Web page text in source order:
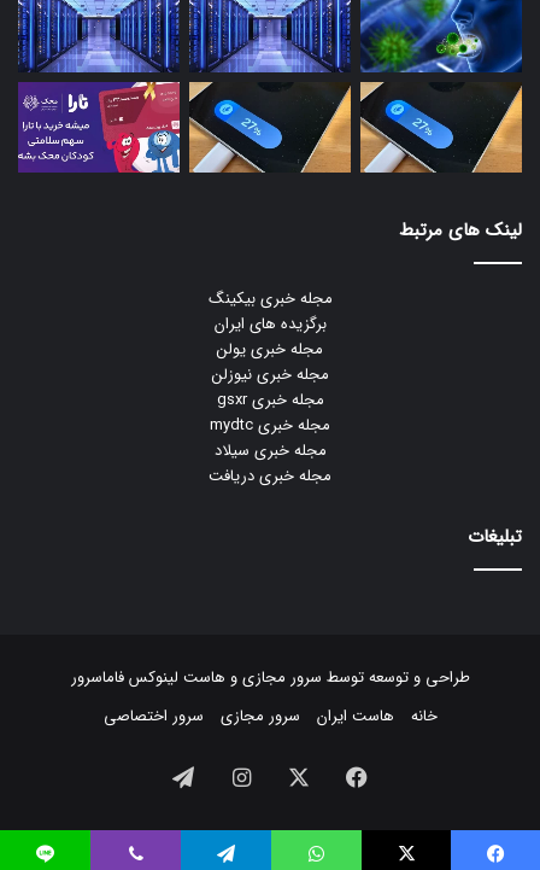
لینک های مرتبط
مجله خبری بیکینگ
برگزیده های ایران
مجله خبری یولن
مجله خبری نیوزلن
مجله خبری gsxr
مجله خبری mydtc
مجله خبری سیلاد
مجله خبری دریافت
تبلیغات
طراحی و توسعه توسط سرور مجازیو هاست لینوکسفاماسرور
خانه
هاست ایران سرور مجازی سرور اختصاصی
فیسبوک ایکس اینستاگرام